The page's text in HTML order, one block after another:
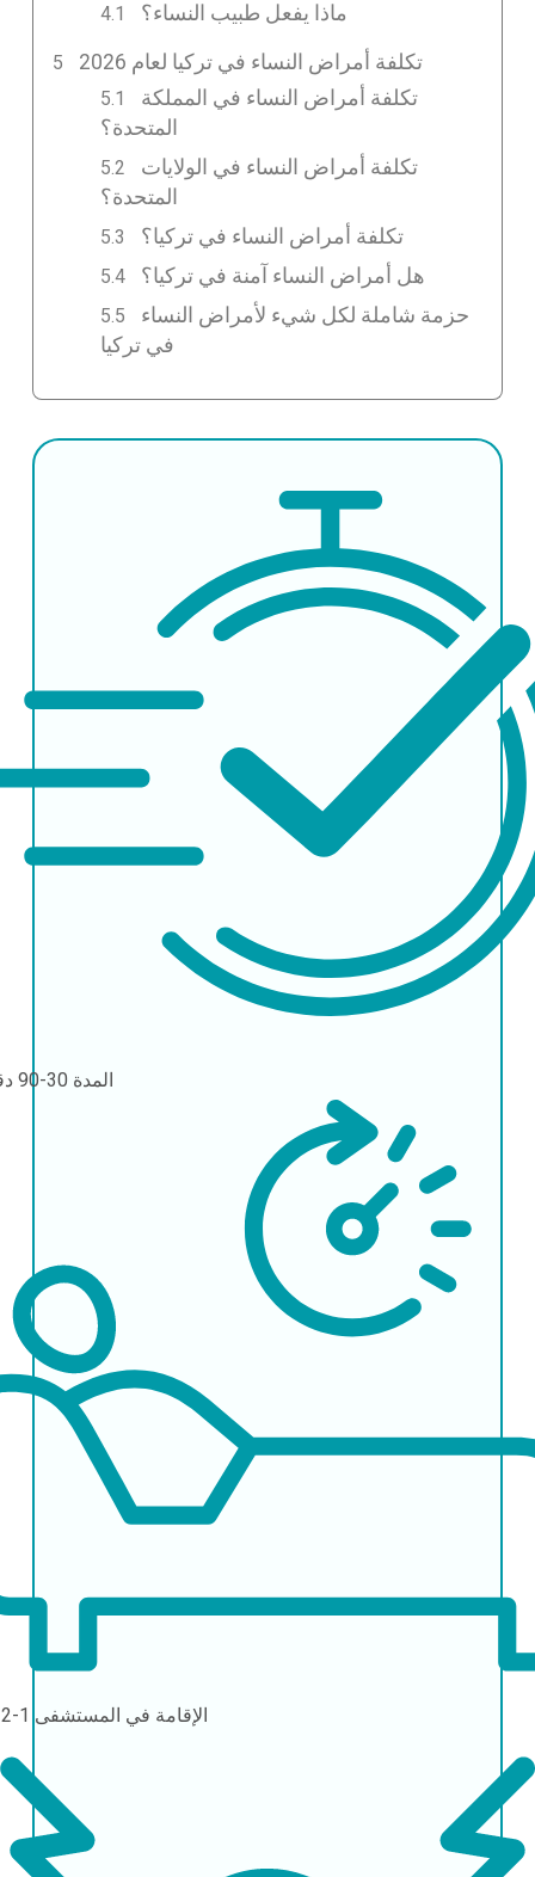
ماذا يفعل طبيب النساء؟
تكلفة أمراض النساء في تركيا لعام 2026
تكلفة أمراض النساء في المملكة
المتحدة؟
تكلفة أمراض النساء في الولايات
المتحدة؟
تكلفة أمراض النساء في تركيا؟
هل أمراض النساء آمنة في تركيا؟
حزمة شاملة لكل شيء لأمراض النساء
في تركيا
المدة 30-90 دقيقة
الإقامة في المستشفى 1-2 أيام